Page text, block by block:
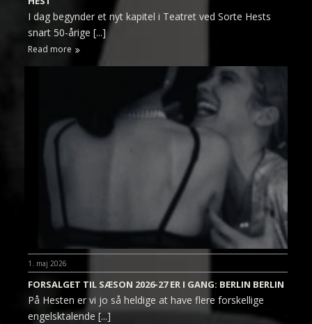
I dag begynder et nyt kapitel i Teatret ved Sorte Hests
snart 50-årige [...]
Read more
1. maj 2026
FORSALGET TIL SÆSON 2026-27 ER I GANG: BERLIN BERLIN
På Hesten er vi jo så heldige at have flere forskellige
engelsktalende [...]